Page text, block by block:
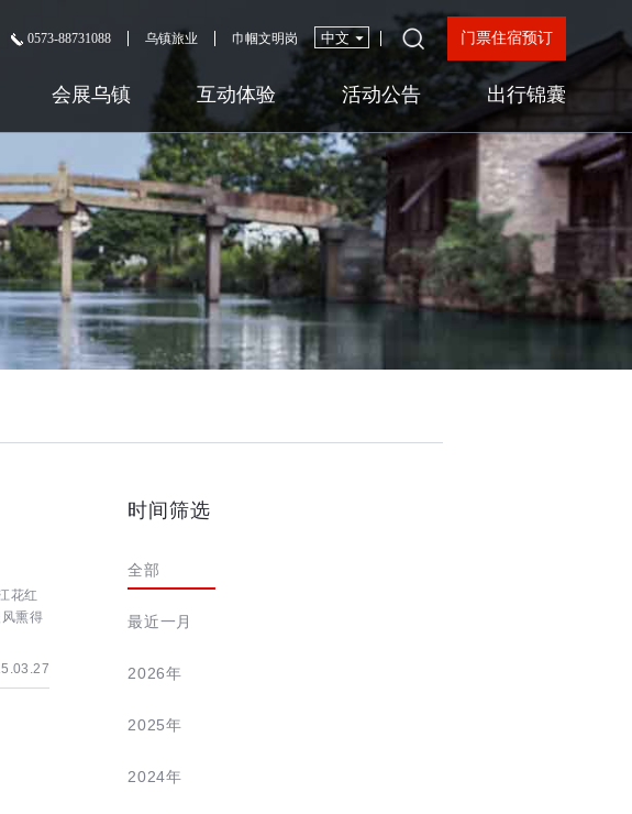
0573-88731088 乌镇旅业 巾帼文明岗 门票住宿预订
会展乌镇 互动体验 活动公告 出行锦囊
花红
熏得
时间筛选
全部
最近一月
2026年
2025年
2024年